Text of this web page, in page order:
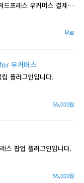
코스모스팜에서 제공하는 워드프레스 우커머스 결제 플러그인입니다.
무료
우커머스
플러그인입니다.
55,000원
스 팝업 플러그인입니다.
55,000원